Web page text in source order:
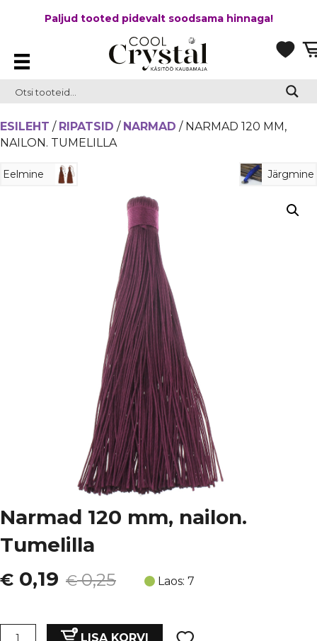
Paljud tooted pidevalt soodsama hinnaga!
ESILEHT / RIPATSID / NARMAD / NARMAD 120 MM,
NAILON. TUMELILLA
Eelmine Järgmine
Narmad 120 mm, nailon.
Tumelilla
€0,25
Algne
oli:
€ 0,19
Current
is:
Laos: 7
Narmad
LISA KORVI